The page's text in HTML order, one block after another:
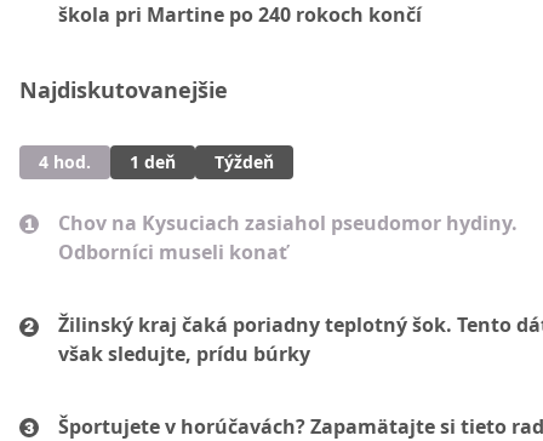
škola pri Martine po 240 rokoch končí
Najdiskutovanejšie
4 hod. 1 deň Týždeň
Chov na Kysuciach zasiahol pseudomor hydiny.
Odborníci museli konať
Žilinský kraj čaká poriadny teplotný šok. Tento
však sledujte, prídu búrky
Športujete v horúčavách? Zapamätajte si tieto